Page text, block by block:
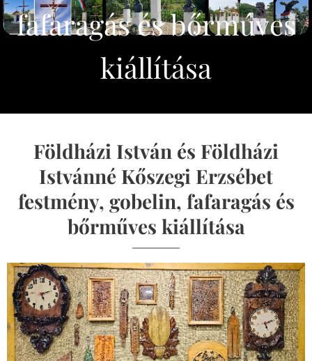
fafaragás és bőrmúves
kiállítása
Földházi István és Földházi
Istvánné Kőszegi Erzsébet
festmény, gobelin, fafaragás és
bőrműves kiállítása